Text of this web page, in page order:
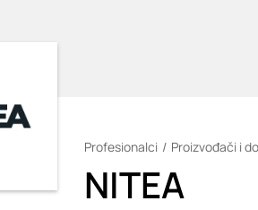
Profesionalci Proizvođači i
NITEA